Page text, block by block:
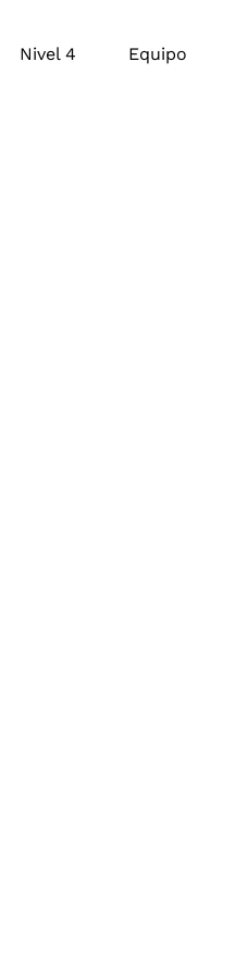
Nivel 4 Equipo